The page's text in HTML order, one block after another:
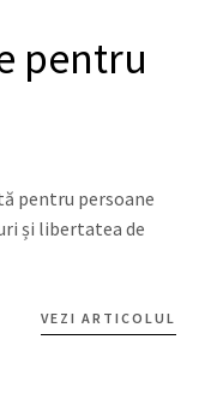
pentru
pentru persoane
și libertatea de
VEZI ARTICOLUL